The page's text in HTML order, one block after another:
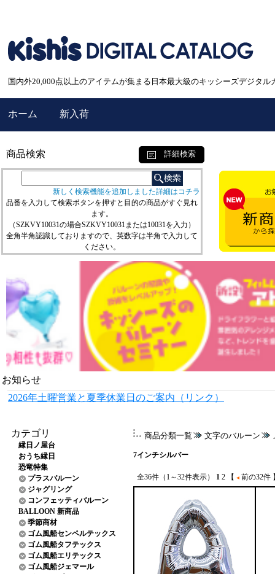
国内外20,000点以上のアイテムが集まる日本最大級のキッシーズデジタル
ホーム 新入荷
商品検索 詳細検索
新しく検索機能を追加しました詳細はコチラ
品番を入力して検索ボタンを押すと目的の商品がすぐ見れ
ます。
（SZKVY10031の場合SZKVY10031または10031を入力）
全角半角認識しておりますので、英数字は半角で入力して
ください。
お知らせ
2026年土曜営業と夏季休業日のご案内（リンク）
カテゴリ
縁日ノ屋台
おうち縁日
恐竜特集
プラスバルーン
ジャグリング
コンフェッティバルーン
BALLOON 新商品
季節商材
ゴム風船センペルテックス
ゴム風船タフテックス
ゴム風船エリテックス
ゴム風船ジェマール
商品分類一覧 文字のバルーン
7インチシルバー
全36件（1～32件表示） 1 2 【 前の32件